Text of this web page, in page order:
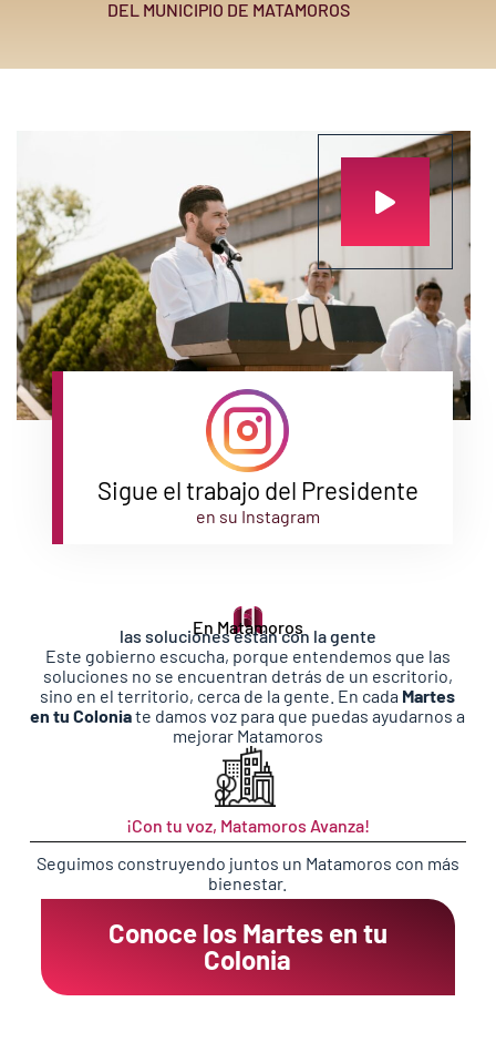
DEL MUNICIPIO DE MATAMOROS
Sigue el trabajo del Presidente
en su Instagram
En Matamoros
las soluciones están con la gente
Este gobierno escucha, porque entendemos que las
soluciones no se encuentran detrás de un escritorio,
sino en el territorio, cerca de la gente. En cada Martes
en tu Coloniate damos voz para que puedas ayudarnos a
mejorar Matamoros
¡Con tu voz, Matamoros Avanza!
Seguimos construyendo juntos un Matamoros con más
bienestar.
Conoce los Martes en tu
Colonia